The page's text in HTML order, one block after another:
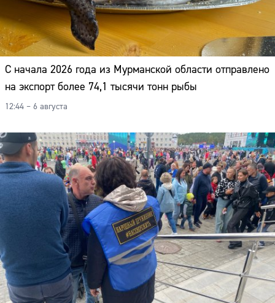
С начала 2026 года из Мурманской области отправлено
на экспорт более 74,1 тысячи тонн рыбы
12:44 – 6 августа